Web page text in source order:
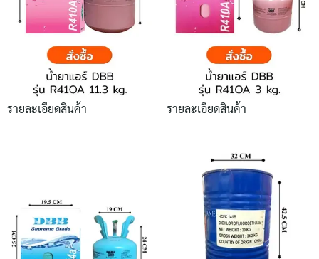
รายละเอียดสินค้า รายละเอียดสินค้า